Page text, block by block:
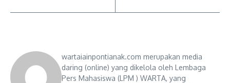
wartaiainpontianak.com merupakan media
daring (online) yang dikelola oleh Lembaga
Pers Mahasiswa (LPM ) WARTA, yang